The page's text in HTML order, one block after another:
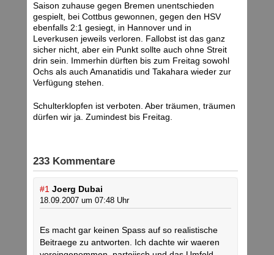
Saison zuhause gegen Bremen unentschieden
gespielt, bei Cottbus gewonnen, gegen den HSV
ebenfalls 2:1 gesiegt, in Hannover und in
Leverkusen jeweils verloren. Fallobst ist das ganz
sicher nicht, aber ein Punkt sollte auch ohne Streit
drin sein. Immerhin dürften bis zum Freitag sowohl
Ochs als auch Amanatidis und Takahara wieder zur
Verfügung stehen.
Schulterklopfen ist verboten. Aber träumen, träumen
dürfen wir ja. Zumindest bis Freitag.
233 Kommentare
#1 Joerg Dubai
18.09.2007 um 07:48 Uhr
Es macht gar keinen Spass auf so realistische
Beitraege zu antworten. Ich dachte wir waeren